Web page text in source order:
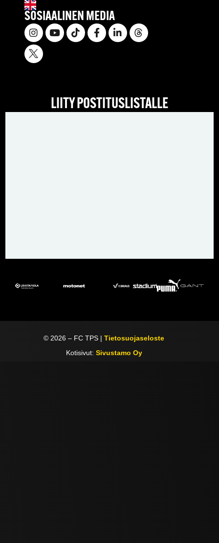
SOSIAALINEN MEDIA
LIITY POSTITUSLISTALLE
© 2026 – FC TPS |Tietosuojaseloste
Kotisivut: Sivustamo Oy